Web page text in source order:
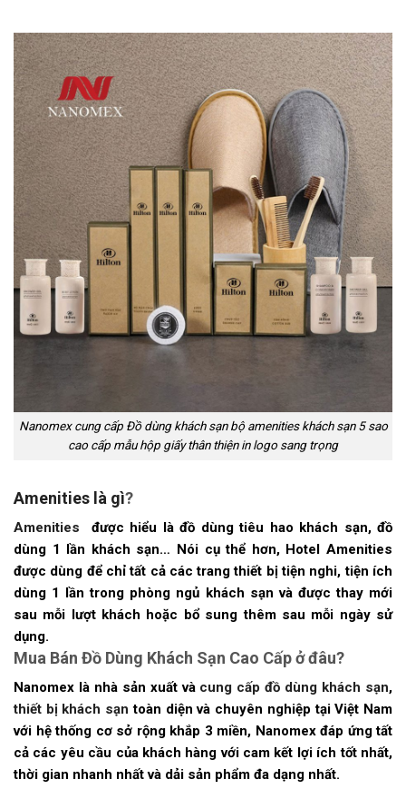
Nanomex cung cấp Đồ dùng khách sạn bộ amenities khách sạn 5 sao
cao cấp mẫu hộp giấy thân thiện in logo sang trọng
Amenities là gì?
Amenities
được hiểu là đồ dùng tiêu hao khách sạn, đồ
dùng 1 lần khách sạn… Nói cụ thể hơn, Hotel Amenities
được dùng để chỉ tất cả các trang thiết bị tiện nghi, tiện ích
dùng 1 lần trong phòng ngủ khách sạn và được thay mới
sau mỗi lượt khách hoặc bổ sung thêm sau mỗi ngày sử
dụng.
Mua Bán Đồ Dùng Khách Sạn Cao Cấp ở đâu?
Nanomex là nhà sản xuất và cung cấp đồ dùng khách sạn,
thiết bị khách sạn toàn diện và chuyên nghiệp tại Việt Nam
với hệ thống cơ sở rộng khắp 3 miền, Nanomex đáp ứng tất
cả các yêu cầu của khách hàng với cam kết lợi ích tốt nhất,
thời gian nhanh nhất và dải sản phẩm đa dạng nhất.